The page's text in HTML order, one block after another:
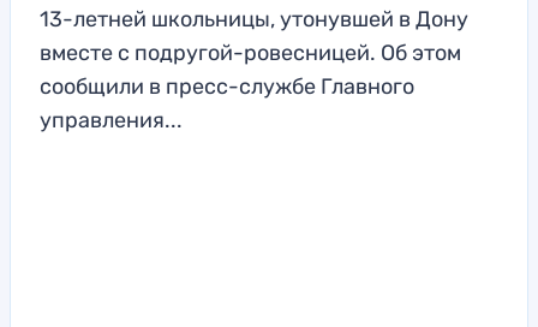
13-летней школьницы, утонувшей в Дону
вместе с подругой-ровесницей. Об этом
сообщили в пресс-службе Главного
управления...